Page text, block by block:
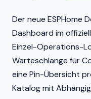
Der neue ESPHome
Dashboard im
Einzel-Operations-
Warteschlange für
eine Pin-Übersicht
Katalog mit